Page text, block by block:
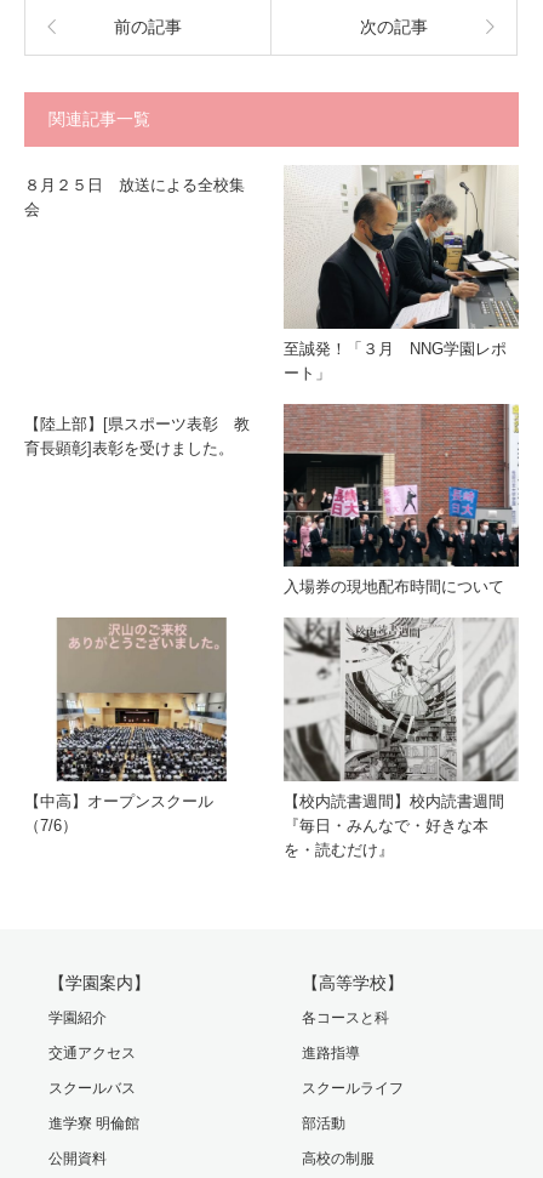
前の記事 次の記事
関連記事一覧
８月２５日 放送による全校集
会
至誠発！「３月 NNG学園レポ
ート」
【陸上部】[県スポーツ表彰 教
育長顕彰]表彰を受けました。
入場券の現地配布時間について
【中高】オープンスクール
（7/6）
【校内読書週間】校内読書週間
『毎日・みんなで・好きな本
を・読むだけ』
【学園案内】
学園紹介
交通アクセス
スクールバス
進学寮 明倫館
公開資料
【高等学校】
各コースと科
進路指導
スクールライフ
部活動
高校の制服